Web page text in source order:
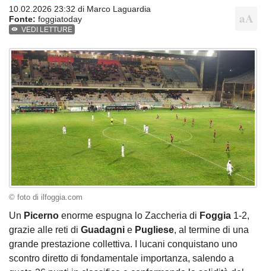
10.02.2026 23:32 di Marco Laguardia
Fonte: foggiatoday
VEDI LETTURE
© foto di ilfoggia.com
Un Picerno enorme espugna lo Zaccheria di Foggia 1-2,
grazie alle reti di Guadagni e Pugliese, al termine di una
grande prestazione collettiva. I lucani conquistano uno
scontro diretto di fondamentale importanza, salendo a